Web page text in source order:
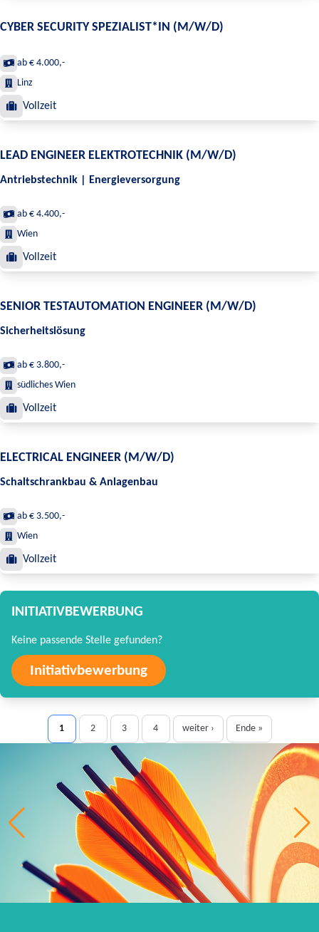
CYBER SECURITY SPEZIALIST*IN (M/W/D)
ab € 4.000,-
Linz
Vollzeit
LEAD ENGINEER ELEKTROTECHNIK (M/W/D)
Antriebstechnik | Energieversorgung
ab € 4.400,-
Wien
Vollzeit
SENIOR TESTAUTOMATION ENGINEER (M/W/D)
Sicherheitslösung
ab € 3.800,-
südliches Wien
Vollzeit
ELECTRICAL ENGINEER (M/W/D)
Schaltschrankbau & Anlagenbau
ab € 3.500,-
Wien
Vollzeit
INITIATIVBEWERBUNG
Keine passende Stelle gefunden?
Initiativbewerbung
1 2 3 4 weiter › Ende »